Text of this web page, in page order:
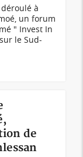
à
un forum
" Invest In
le Sud-
de